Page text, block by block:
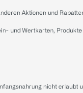
Aktionen und
und Wertkarten,
nicht erlaubt